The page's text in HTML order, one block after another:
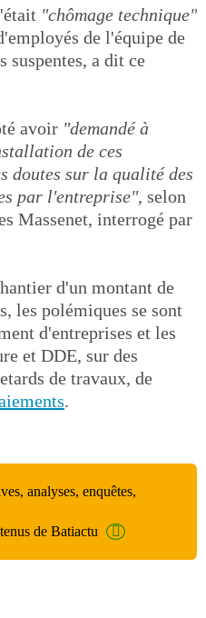
"chômage technique"
de l'équipe de
suspentes, a dit ce
avoir "demandé à
de ces
doutes sur la qualité des
par l'entreprise", selon
Massenet, interrogé par
d'un montant de
les polémiques se sont
d'entreprises et les
et DDE, sur des
de travaux, de
.
analyses, enquêtes,
de Batiactu